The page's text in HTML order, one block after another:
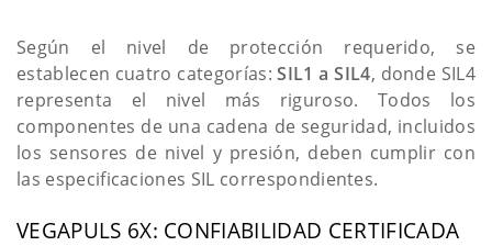
Según el nivel de protección requerido, se
establecen cuatro categorías:SIL1 a SIL4, donde SIL4
representa el nivel más riguroso. Todos los
componentes de una cadena de seguridad, incluidos
los sensores de nivel y presión, deben cumplir con
las especificaciones SIL correspondientes.
VEGAPULS 6X: CONFIABILIDAD CERTIFICADA